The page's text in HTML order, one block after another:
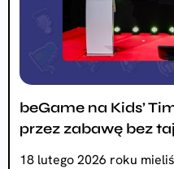
beGame na Kids’
przez zabawę bez
18 lutego 2026 roku